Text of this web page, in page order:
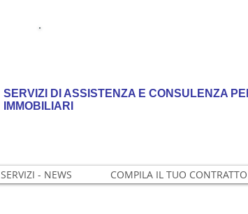
SERVIZI DI ASSISTENZA E CONSULENZA
IMMOBILIARI
SERVIZI - NEWS COMPILA IL TUO CONTRATTO